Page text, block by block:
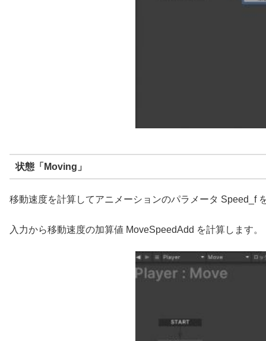
状態「Moving」
移動速度を計算してアニメーションのパラメータ Speed_f
入力から移動速度の加算値 MoveSpeedAdd を計算します。